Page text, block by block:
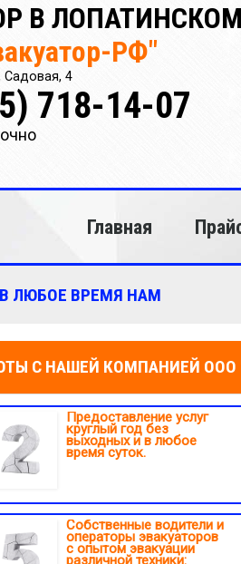
В
РФ"
Садовая, 4
718-14-07
Главная
ЛЮБОЕ ВРЕМЯ НАМ
С НАШЕЙ КОМПАНИЕЙ ООО
Предоставление услуг
круглый год без
выходных и в любое
время суток.
Собственные водители и
операторы эвакуаторов
с опытом эвакуации
различной техники: